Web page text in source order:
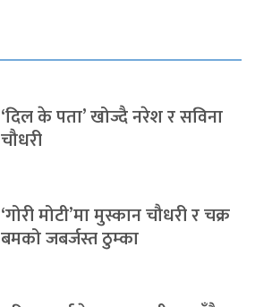
‘दिल के पता’ खोज्दै नरेश र सविना
चौधरी
‘गोरी मोटी’मा मुस्कान चौधरी र चक्र
बमको जबर्जस्त ठुम्का